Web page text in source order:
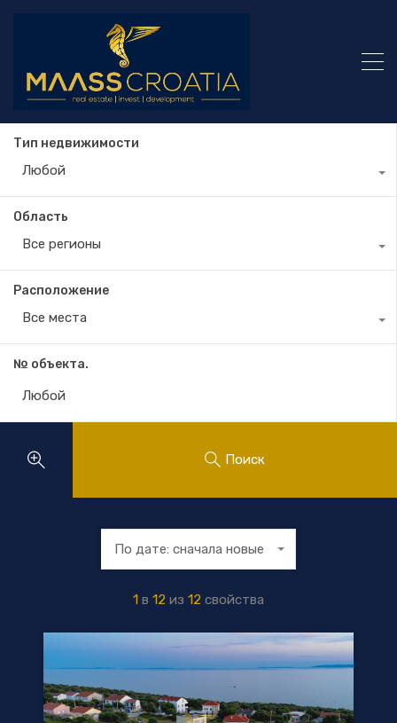
Тип недвижимости
Любой
Область
Все регионы
Расположение
Все места
№ объекта.
Поиск
1 в 12 из 12 свойства
По дате: сначала новые